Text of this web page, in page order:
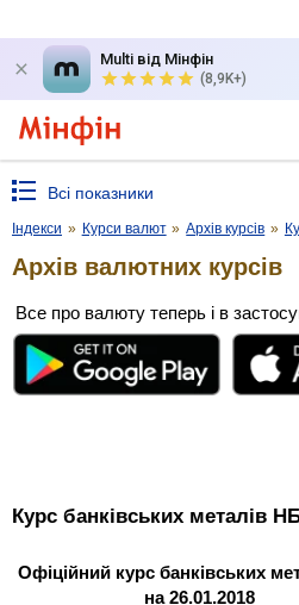
Multi від Мінфін
(8,9K+)
Всі показники
Індекси » Курси валют » Архів курсів »
Архів валютних курсів
Все про валюту теперь і в
Курс банківських металів
Офіційний курс банківських
на 26.01.2018